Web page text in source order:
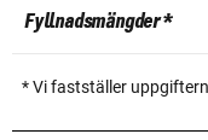
Fyllnadsmängder *
* Vi fastställer